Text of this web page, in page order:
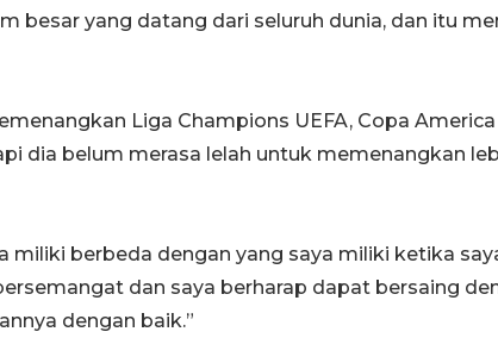
besar yang datang dari seluruh dunia, dan itu
Liga Champions UEFA, Copa
dia belum merasa lelah untuk memenangkan
miliki berbeda dengan yang saya miliki ketika
dan saya berharap dapat bersaing
dengan baik.”